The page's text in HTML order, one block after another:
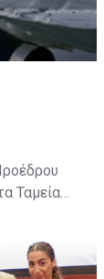
Ταμεία
την